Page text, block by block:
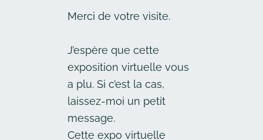
Merci de votre visite.
J’espère que cette
exposition virtuelle vous
a plu. Si c’est la cas,
laissez-moi un petit
message.
Cette expo virtuelle